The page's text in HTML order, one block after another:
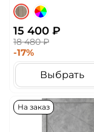
15 400 ₽
18 480 ₽
-17%
Выбрать
На заказ